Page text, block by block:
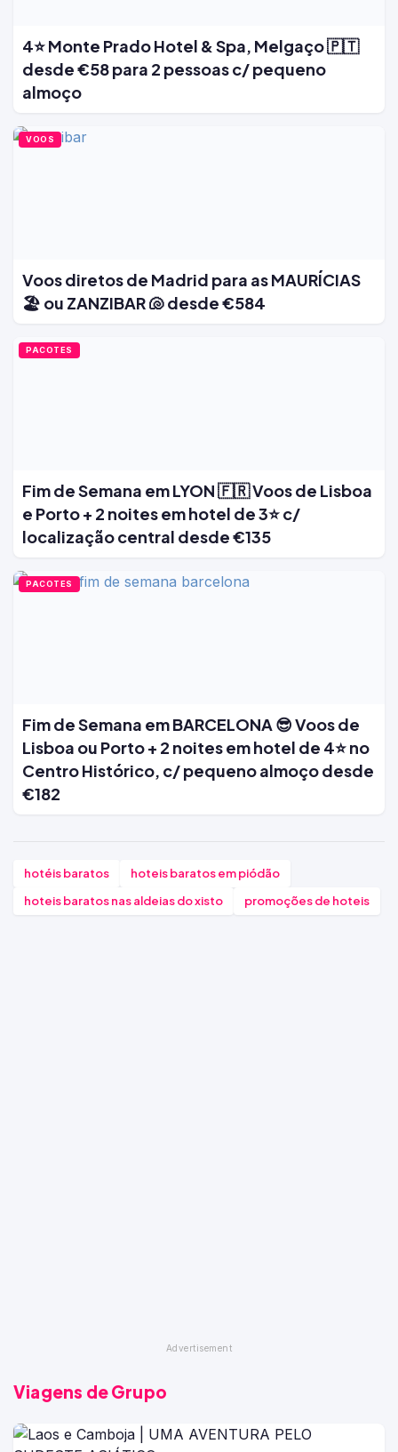
4⭐ Monte Prado Hotel & Spa, Melgaço 🇵🇹
desde €58 para 2 pessoas c/ pequeno
almoço
VOOS
Voos diretos de Madrid para as MAURÍCIAS
🏖️ ou ZANZIBAR 🐚 desde €584
PACOTES
Fim de Semana em LYON 🇫🇷 Voos de Lisboa
e Porto + 2 noites em hotel de 3⭐ c/
localização central desde €135
PACOTES
Fim de Semana em BARCELONA 😎 Voos de
Lisboa ou Porto + 2 noites em hotel de 4⭐ no
Centro Histórico, c/ pequeno almoço desde
€182
hotéis baratos
hoteis baratos em piódão
hoteis baratos nas aldeias do xisto
promoções de hoteis
Viagens de Grupo